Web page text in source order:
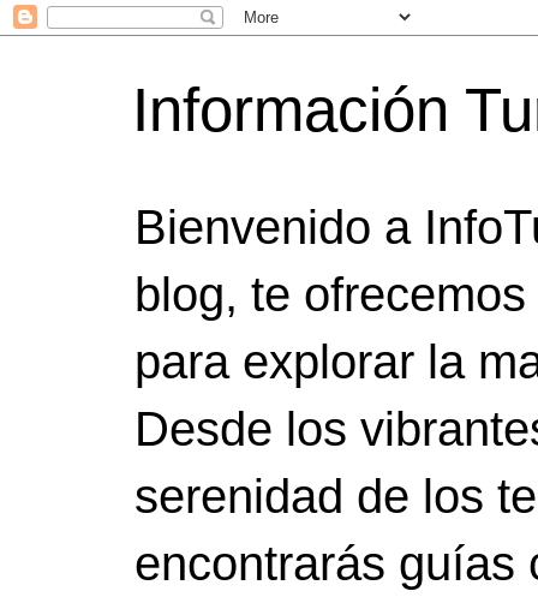
Información
Bienvenido a
blog, te
para explorar la
Desde los
serenidad de los
encontrarás guías